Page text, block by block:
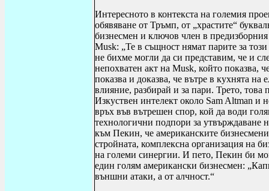
Интересното в контекста на големия
обявяване от Тръмп, от „храстите“
бизнесмен и ключов член в
Musk: „Те в същност нямат парите за
не бихме могли да си представим, че и
непохватен акт на Musk, който показва,
показва и доказва, че вътре в кухнята
влияние, разбирай и за пари. Трето, това
Изкуствен интелект около Sam Altman и
връх във вътрешен спор, кой да води
технологични подпори за утвърждаване
към Пекин, че американските
стройната, комплексна организация на
на големи синергии. И пето, Пекин би
един голям американски бизнесмен:
външни атаки, а от алчност.“